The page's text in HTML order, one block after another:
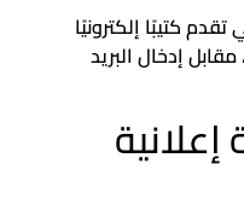
كتيبًا إلكترونيًا
إدخال البريد